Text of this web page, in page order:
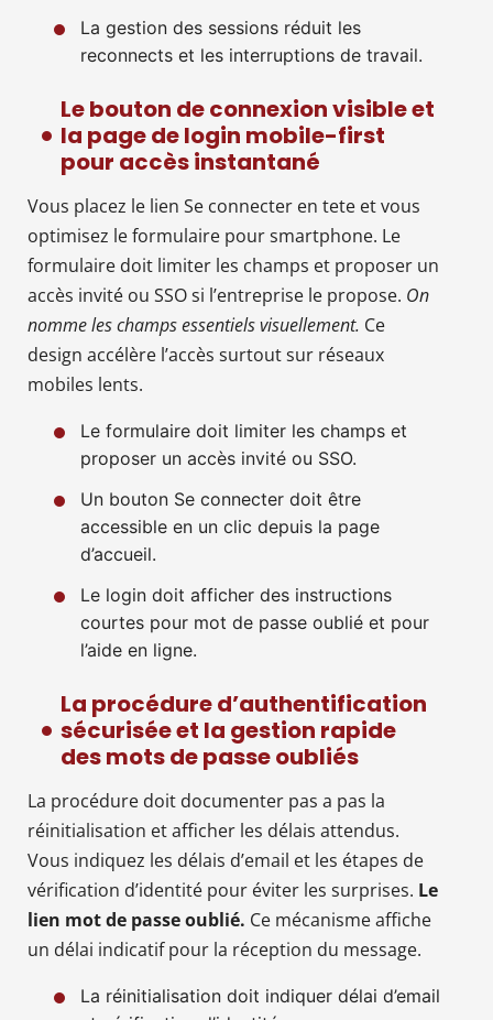
La gestion des sessions réduit les
reconnects et les interruptions de travail.
Le bouton de connexion visible et
la page de login mobile-first
pour accès instantané
Vous placez le lien Se connecter en tete et vous
optimisez le formulaire pour smartphone. Le
formulaire doit limiter les champs et proposer un
accès invité ou SSO si l’entreprise le propose. On
nomme les champs essentiels visuellement. Ce
design accélère l’accès surtout sur réseaux
mobiles lents.
Le formulaire doit limiter les champs et
proposer un accès invité ou SSO.
Un bouton Se connecter doit être
accessible en un clic depuis la page
d’accueil.
Le login doit afficher des instructions
courtes pour mot de passe oublié et pour
l’aide en ligne.
La procédure d’authentification
sécurisée et la gestion rapide
des mots de passe oubliés
La procédure doit documenter pas a pas la
réinitialisation et afficher les délais attendus.
Vous indiquez les délais d’email et les étapes de
vérification d’identité pour éviter les surprises. Le
lien mot de passe oublié. Ce mécanisme affiche
un délai indicatif pour la réception du message.
La réinitialisation doit indiquer délai d’email